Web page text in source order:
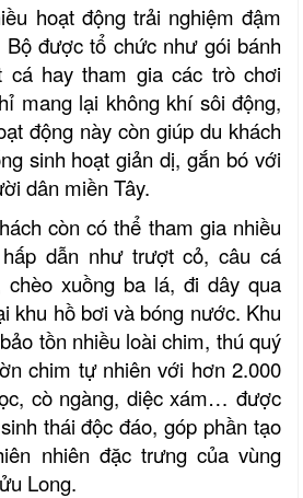
hoạt động trải nghiệm đậm
được tổ chức như gói bánh
cá hay tham gia các trò chơi
mang lại không khí sôi động,
động này còn giúp du khách
sinh hoạt giản dị, gắn bó với
dân miền Tây.
còn có thể tham gia nhiều
dẫn như trượt cỏ, câu cá
xuồng ba lá, đi dây qua
khu hồ bơi và bóng nước. Khu
tồn nhiều loài chim, thú quý
chim tự nhiên với hơn 2.000
cò ngàng, diệc xám… được
thái độc đáo, góp phần tạo
nhiên đặc trưng của vùng
Long.